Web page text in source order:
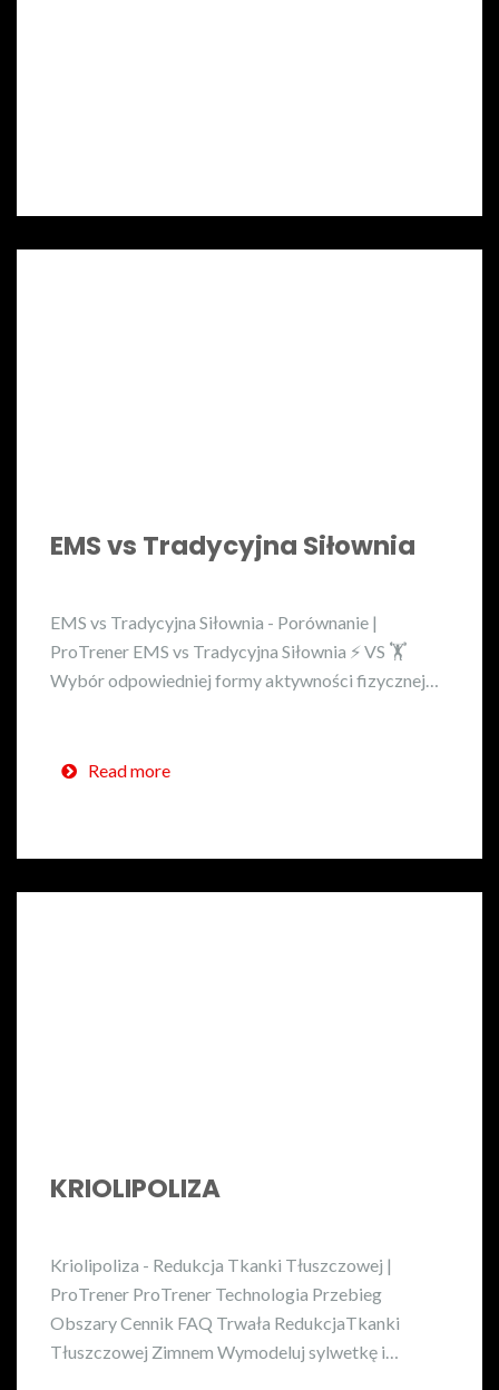
EMS vs Tradycyjna Siłownia
EMS vs Tradycyjna Siłownia - Porównanie |
ProTrener EMS vs Tradycyjna Siłownia ⚡ VS 🏋️
Wybór odpowiedniej formy aktywności fizycznej…
Read more
KRIOLIPOLIZA
Kriolipoliza - Redukcja Tkanki Tłuszczowej |
ProTrener ProTrener Technologia Przebieg
Obszary Cennik FAQ Trwała RedukcjaTkanki
Tłuszczowej Zimnem Wymodeluj sylwetkę i…